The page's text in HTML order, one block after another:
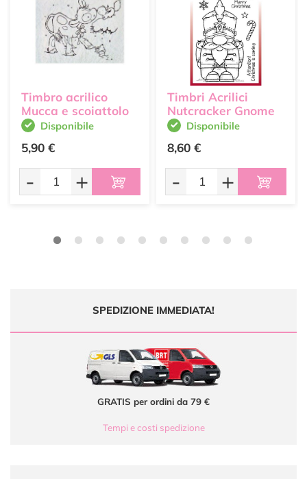
Timbro acrilico
Mucca e scoiattolo
Disponibile
5,90 €
- +
Timbri Acrilici
Nutcracker Gnome
Disponibile
8,60 €
- +
SPEDIZIONE IMMEDIATA!
GRATIS per ordini da 79 €
Tempi e costi spedizione